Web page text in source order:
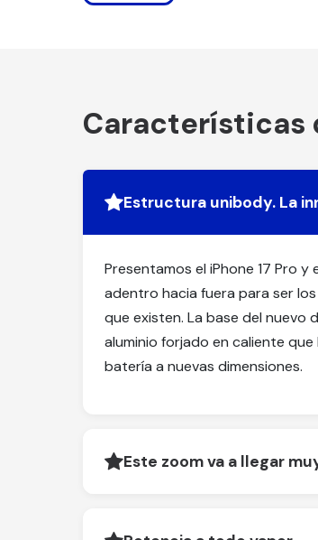
Características
Estructura unibody. La
Presentamos el iPhone 17 Pro y
adentro hacia fuera para ser
que existen. La base del nuevo
aluminio forjado en caliente
batería a nuevas dimensiones.
Este zoom va a llegar